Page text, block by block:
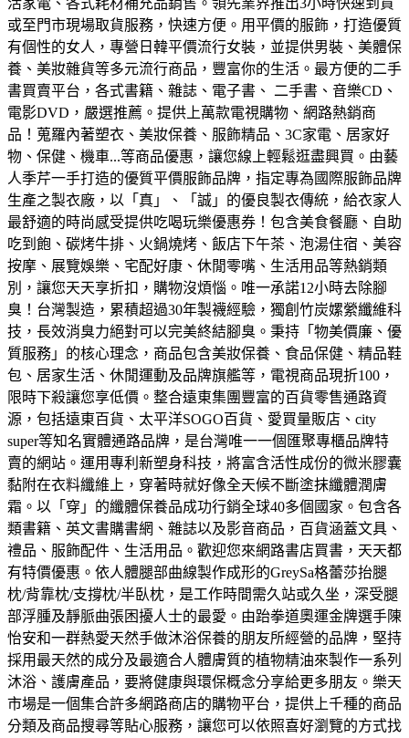
活家電、各式耗材補充品銷售。領先業界推出3小時快速到貨
或至門市現場取貨服務，快速方便。 用平價的服飾，打造優質
有個性的女人，專營日韓平價流行女裝，並提供男裝、美體保
養、美妝雜貨等多元流行商品，豐富你的生活。 最方便的二手
書買賣平台，各式書籍、雜誌、電子書、 二手書、音樂CD、
電影DVD，嚴選推薦。 提供上萬款電視購物、網路熱銷商
品！蒐羅內著塑衣、美妝保養、服飾精品、3C家電、居家好
物、保健、機車...等商品優惠，讓您線上輕鬆逛盡興買。 由藝
人季芹一手打造的優質平價服飾品牌，指定專為國際服飾品牌
生產之製衣廠，以「真」、「誠」的優良製衣傳統，給衣家人
最舒適的時尚感受提供吃喝玩樂優惠券！包含美食餐廳、自助
吃到飽、碳烤牛排、火鍋燒烤、飯店下午茶、泡湯住宿、美容
按摩、展覽娛樂、宅配好康、休閒零嘴、生活用品等熱銷類
別，讓您天天享折扣，購物沒煩惱。 唯一承諾12小時去除腳
臭！台灣製造，累積超過30年製襪經驗，獨創竹炭嫘縈纖維科
技，長效消臭力絕對可以完美終結腳臭。 秉持「物美價廉、優
質服務」的核心理念，商品包含美妝保養、食品保健、精品鞋
包、居家生活、休閒運動及品牌旗艦等，電視商品現折100，
限時下殺讓您享低價。 整合遠東集團豐富的百貨零售通路資
源，包括遠東百貨、太平洋SOGO百貨、愛買量販店、city
super等知名實體通路品牌，是台灣唯一一個匯聚專櫃品牌特
賣的網站。 運用專利新塑身科技，將富含活性成份的微米膠囊
黏附在衣料纖維上，穿著時就好像全天候不斷塗抹纖體潤膚
霜。以「穿」的纖體保養品成功行銷全球40多個國家。 包含各
類書籍、英文書購書網、雜誌以及影音商品，百貨涵蓋文具、
禮品、服飾配件、生活用品。歡迎您來網路書店買書，天天都
有特價優惠。 依人體腿部曲線製作成形的GreySa格蕾莎抬腿
枕/背靠枕/支撐枕/半臥枕，是工作時間需久站或久坐，深受腿
部浮腫及靜脈曲張困擾人士的最愛。 由跆拳道奧運金牌選手陳
怡安和一群熱愛天然手做沐浴保養的朋友所經營的品牌，堅持
採用最天然的成分及最適合人體膚質的植物精油來製作一系列
沐浴、護膚產品，要將健康與環保概念分享給更多朋友。 樂天
市場是一個集合許多網路商店的購物平台，提供上千種的商品
分類及商品搜尋等貼心服務，讓您可以依照喜好瀏覽的方式找